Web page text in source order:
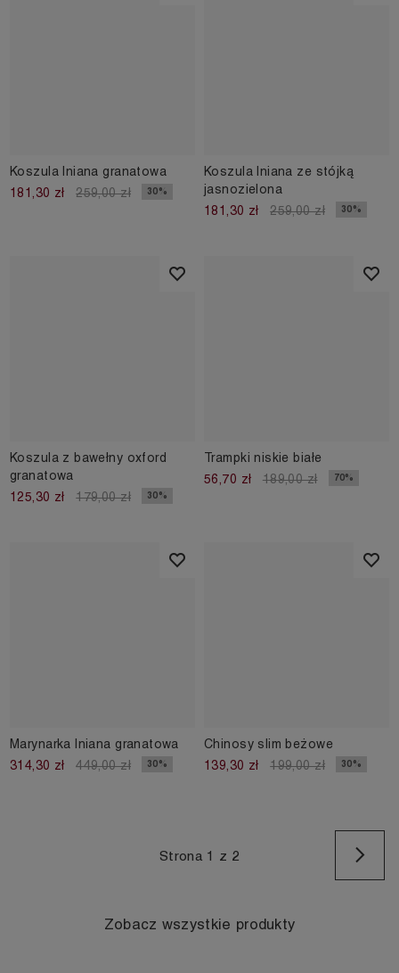
Koszula lniana granatowa
181,30 zł
259,00 zł 30%
Koszula lniana ze stójką
jasnozielona
181,30 zł
259,00 zł 30%
Koszula z bawełny oxford
granatowa
125,30 zł
179,00 zł 30%
Trampki niskie białe
56,70 zł
189,00 zł 70%
Marynarka lniana granatowa
314,30 zł
449,00 zł 30%
Chinosy slim beżowe
139,30 zł
199,00 zł 30%
Strona 1 z 2
Zobacz wszystkie produkty